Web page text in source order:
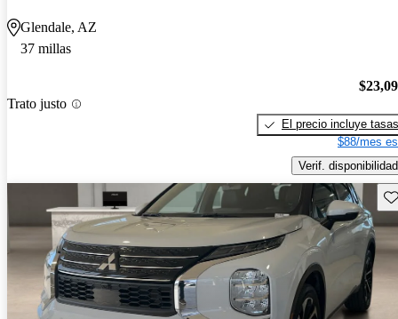
Glendale, AZ
37 millas
Trato justo
El precio incluye tasas
$88/mes
Verif. disponibilidad